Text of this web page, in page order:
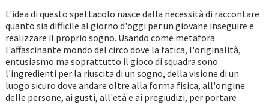
L'idea di questo spettacolo nasce dalla necessità di raccontare
quanto sia difficile al giorno d'oggi per un giovane inseguire e
realizzare il proprio sogno. Usando come metafora
l'affascinante mondo del circo dove la fatica, l'originalità,
entusiasmo ma soprattutto il gioco di squadra sono
l'ingredienti per la riuscita di un sogno, della visione di un
luogo sicuro dove andare oltre alla forma fisica, all'origine
delle persone, ai gusti, all'età e ai pregiudizi, per portare